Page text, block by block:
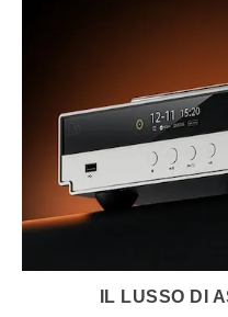
IL LUSSO DI